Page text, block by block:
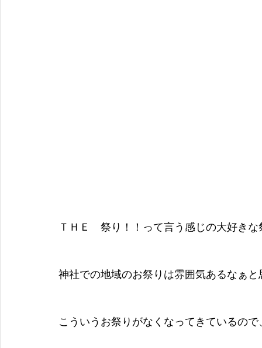
ＴＨＥ　祭り！！って言う感じの大好き
神社での地域のお祭りは雰囲気あるなぁと
こういうお祭りがなくなってきているの